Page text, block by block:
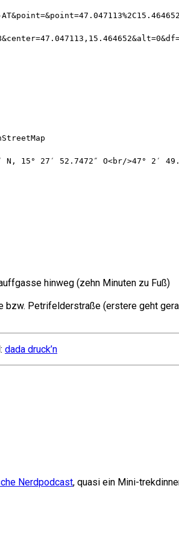
N, 15° 27′ 52.7472″ O<br/>47° 2′
hinweg (zehn Minuten zu Fuß)
bzw. Petrifelderstraße (erstere geht
dada druck’n
Nerdpodcast, quasi ein Mini-